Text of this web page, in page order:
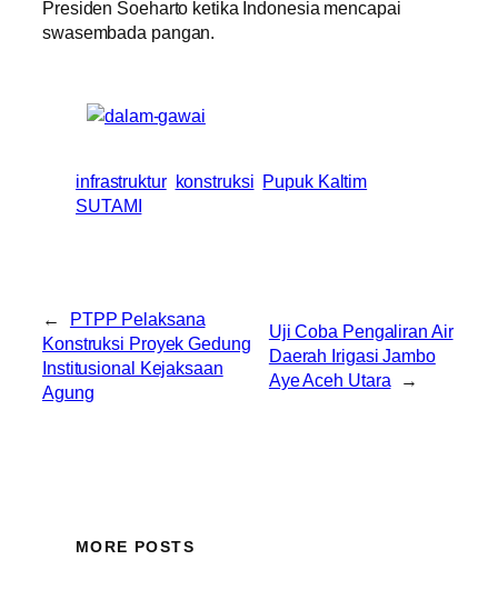
Presiden Soeharto ketika Indonesia mencapai
swasembada pangan.
infrastruktur konstruksi Pupuk Kaltim
SUTAMI
←
PTPP Pelaksana
Konstruksi Proyek Gedung
Institusional Kejaksaan
Agung
Uji Coba Pengaliran Air
Daerah Irigasi Jambo
Aye Aceh Utara
→
MORE POSTS